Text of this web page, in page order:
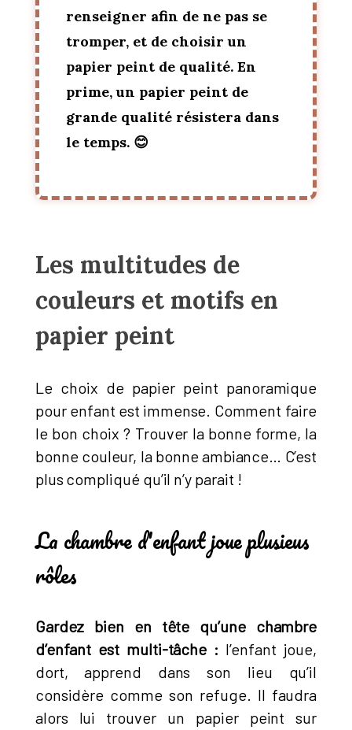
renseigner afin de ne pas se
tromper, et de choisir un
papier peint de qualité. En
prime, un papier peint de
grande qualité résistera dans
le temps. 😊
Les multitudes de
couleurs et motifs en
papier peint
Le choix de papier peint panoramique
pour enfant est immense. Comment faire
le bon choix ? Trouver la bonne forme, la
bonne couleur, la bonne ambiance… C’est
plus compliqué qu’il n’y parait !
La chambre d'enfant joue plusieus
rôles
Gardez bien en tête qu’une chambre
d’enfant est multi-tâche : l’enfant joue,
dort, apprend dans son lieu qu’il
considère comme son refuge. Il faudra
alors lui trouver un papier peint sur